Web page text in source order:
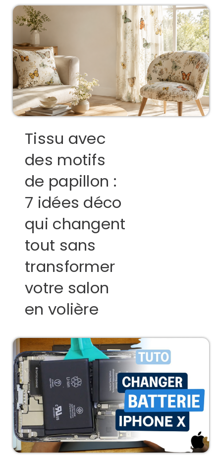
Tissu avec
des motifs
de papillon :
7 idées déco
qui changent
tout sans
transformer
votre salon
en volière